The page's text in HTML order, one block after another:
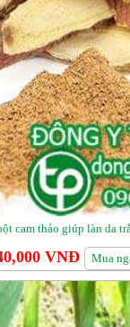
cam thảo giúp làn da
VNĐ Mua